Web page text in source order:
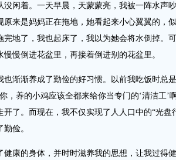
闲着。一天早晨，天蒙蒙亮，我被一阵水声
来是妈妈正在拖地，她看起来小心翼翼的，
地了，我也起床了，我以为她会将水倒掉。
慢倒进花盆里，再接着倒进别的花盆里。
渐渐养成了勤俭的好习惯。以前我吃饭时总
，养的小鸡应该全都来给你当专门的‘清洁工
了。而现在，我不仅实现了人人口中的“光盘
俭。
康的身体，并时时滋养我的思想，让我过得